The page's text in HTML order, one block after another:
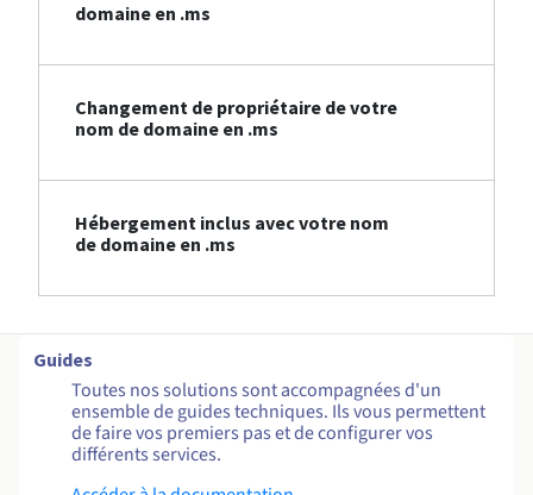
domaine en .ms
Changement de propriétaire de votre
nom de domaine en .ms
Hébergement inclus avec votre nom
de domaine en .ms
Guides
Toutes nos solutions sont accompagnées d'un
ensemble de guides techniques. Ils vous permettent
de faire vos premiers pas et de configurer vos
différents services.